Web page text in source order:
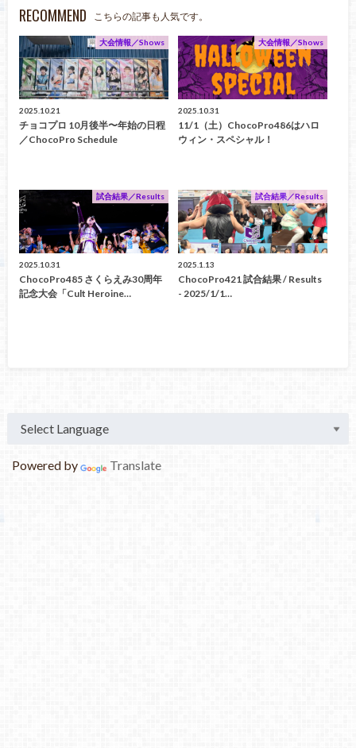
RECOMMEND こちらの記事も人気です。
大会情報／Shows
2025.10.21
チョコプロ 10月後半〜年始の日程
／ChocoPro Schedule
大会情報／Shows
2025.10.31
11/1（土）ChocoPro486はハロ
ウィン・スペシャル！
試合結果／Results
2025.10.31
ChocoPro485 さくらえみ30周年
記念大会「Cult Heroine…
試合結果／Results
2025.1.13
ChocoPro421 試合結果 / Results
- 2025/1/1…
Powered by Translate